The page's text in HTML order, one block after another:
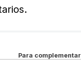
Para complementar